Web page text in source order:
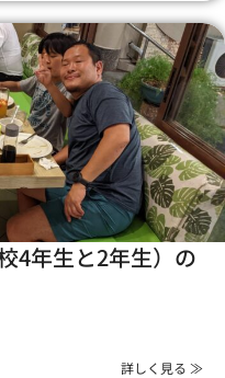
4年生と2年生）の
詳しく見る ≫